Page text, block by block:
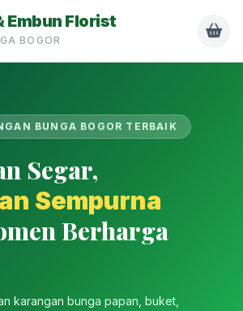
Embun Florist
BOGOR
BUNGA BOGOR TERBAIK
Segar,
Sempurna
Berharga
karangan bunga papan, buket,